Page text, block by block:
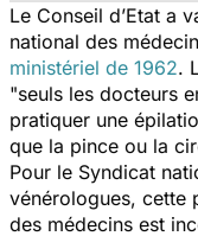
Le Conseil d’Etat a
national des
ministériel de 1962.
"seuls les docteurs
pratiquer une
que la pince ou la
Pour le Syndicat
vénérologues, cette
des médecins est